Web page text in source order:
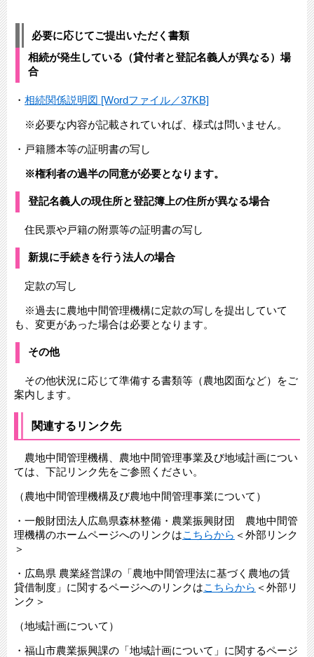
必要に応じてご提出いただく書類
相続が発生している（貸付者と登記名義人が異なる）場
合
・ 相続関係説明図 [Wordファイル／37KB]
※必要な内容が記載されていれば、様式は問いません。
・戸籍謄本等の証明書の写し
※権利者の過半の同意が必要となります。
登記名義人の現住所と登記簿上の住所が異なる場合
住民票や戸籍の附票等の証明書の写し
新規に手続きを行う法人の場合​
定款の写し
※過去に農地中間管理機構に定款の写しを提出していて
も、変更があった場合は必要となります。
その他
その他状況に応じて準備する書類等（農地図面など）をご
案内します。
関連するリンク先
農地中間管理機構、農地中間管理事業及び地域計画につい
ては、下記リンク先をご参照ください。
（農地中間管理機構及び農地中間管理事業について）
・一般財団法人広島県森林整備・農業振興財団 農地中間管
理機構のホームページへのリンクはこちらから ＜外部リンク
＞
・広島県 農業経営課の「農地中間管理法に基づく農地の賃
貸借制度」に関するページへのリンクはこちらから ＜外部リ
ンク＞
（地域計画について）
・福山市農業振興課の「地域計画について」に関するページ